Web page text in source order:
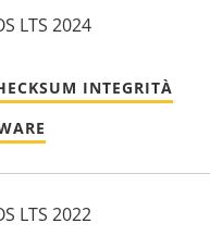
LTS 2024
INTEGRITÀ
LTS 2022